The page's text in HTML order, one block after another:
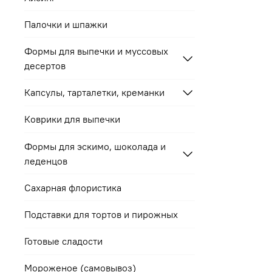
Палочки и шпажки
Формы для выпечки и муссовых
десертов
Капсулы, тарталетки, креманки
Коврики для выпечки
Формы для эскимо, шоколада и
леденцов
Сахарная флористика
Подставки для тортов и пирожных
Готовые сладости
Мороженое (самовывоз)